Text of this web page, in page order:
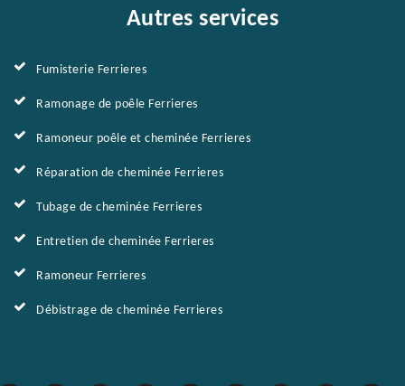
Autres services
Fumisterie Ferrieres
Ramonage de poêle Ferrieres
Ramoneur poêle et cheminée Ferrieres
Réparation de cheminée Ferrieres
Tubage de cheminée Ferrieres
Entretien de cheminée Ferrieres
Ramoneur Ferrieres
Débistrage de cheminée Ferrieres